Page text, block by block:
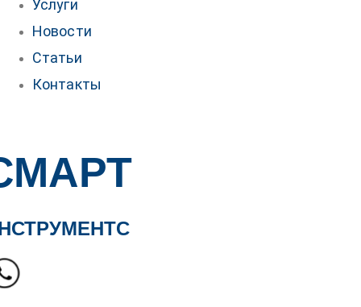
Услуги
Новости
Статьи
Контакты